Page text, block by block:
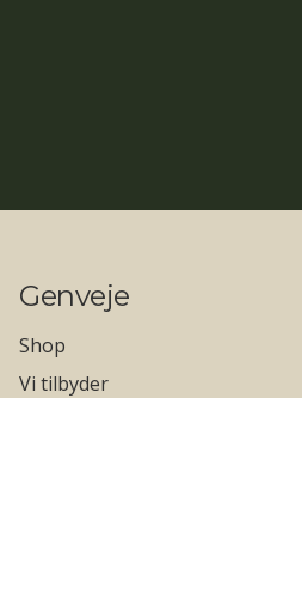
Genveje
Shop
Vi tilbyder